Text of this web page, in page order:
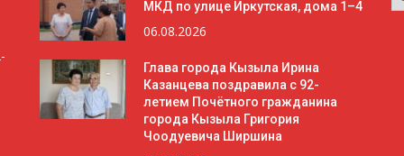
МКД по улице Иркутская, дома 1–4
06.08.2026
Глава города Кызыла Ирина
Казанцева поздравила с 92-
летием Почётного гражданина
города Кызыла Григория
Чоодуевича Ширшина